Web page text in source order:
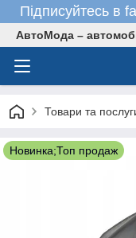
Підписуйтесь в
АвтоМода –
Товари та
Новинка;Топ продаж